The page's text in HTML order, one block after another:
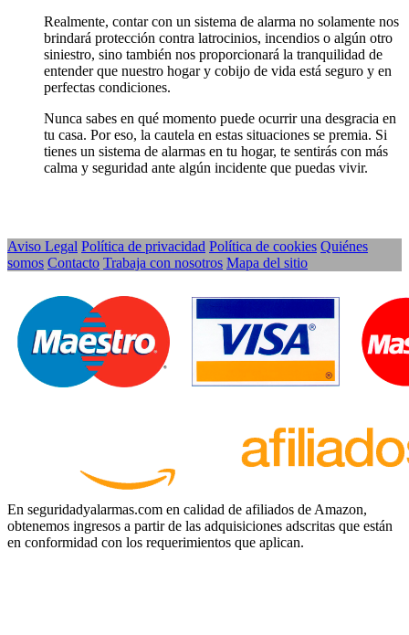
Realmente, contar con un sistema de alarma no solamente nos
brindará protección contra latrocinios, incendios o algún otro
siniestro, sino también nos proporcionará la tranquilidad de
entender que nuestro hogar y cobijo de vida está seguro y en
perfectas condiciones.
Nunca sabes en qué momento puede ocurrir una desgracia en
tu casa. Por eso, la cautela en estas situaciones se premia. Si
tienes un sistema de alarmas en tu hogar, te sentirás con más
calma y seguridad ante algún incidente que puedas vivir.
Aviso Legal Política de privacidad Política de cookies Quiénes
somos Contacto Trabaja con nosotros Mapa del sitio
En seguridadyalarmas.com en calidad de afiliados de Amazon,
obtenemos ingresos a partir de las adquisiciones adscritas que están
en conformidad con los requerimientos que aplican.